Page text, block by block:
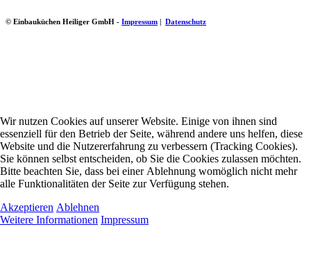
© Einbauküchen Heiliger GmbH - Impressum | Datenschutz
Wir nutzen Cookies auf unserer Website. Einige von ihnen sind
essenziell für den Betrieb der Seite, während andere uns helfen, diese
Website und die Nutzererfahrung zu verbessern (Tracking Cookies).
Sie können selbst entscheiden, ob Sie die Cookies zulassen möchten.
Bitte beachten Sie, dass bei einer Ablehnung womöglich nicht mehr
alle Funktionalitäten der Seite zur Verfügung stehen.
Akzeptieren Ablehnen
Weitere Informationen Impressum